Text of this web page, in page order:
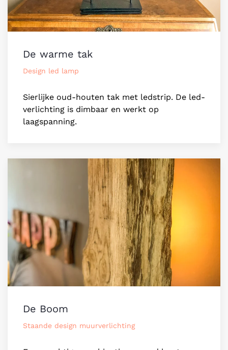
De warme tak
Design led lamp
Sierlijke oud-houten tak met ledstrip. De led-
verlichting is dimbaar en werkt op
laagspanning.
De Boom
Staande design muurverlichting